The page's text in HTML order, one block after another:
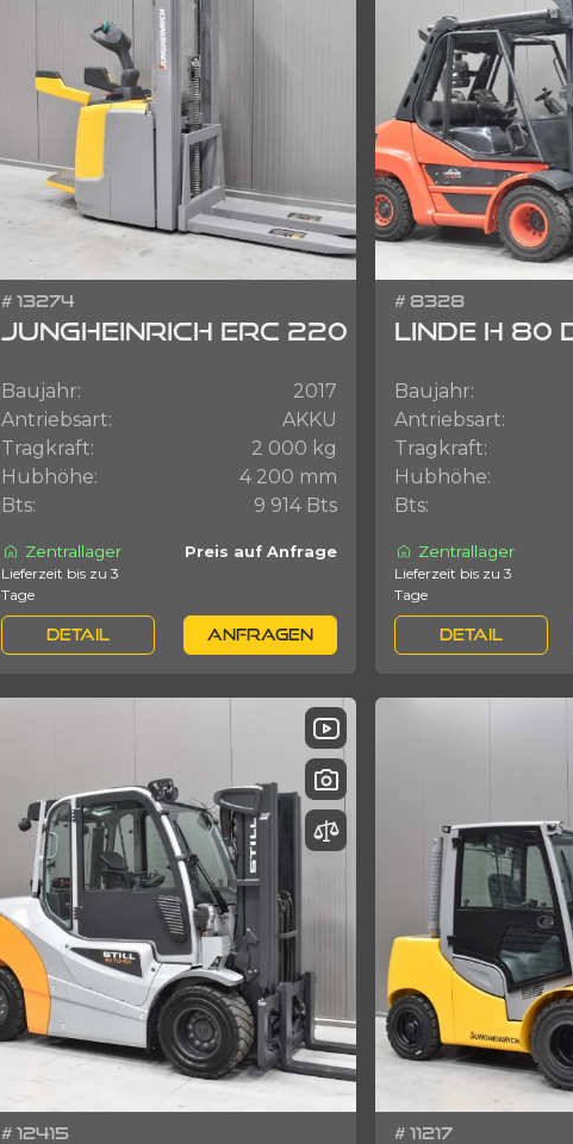
# 13274
JUNGHEINRICH ERC 220
Baujahr:
2017
Antriebsart:
AKKU
Tragkraft:
2 000 kg
Hubhöhe:
4 200 mm
Bts:
9 914 Bts
Zentrallager
Preis auf Anfrage
Lieferzeit bis zu 3
Tage
DETAIL ANFRAGEN
# 8328
LINDE H 80
Baujahr:
Antriebsart:
Tragkraft:
Hubhöhe:
Bts:
Zentrallager
Lieferzeit bis zu 3
Tage
DETAIL
# 12415 # 11217